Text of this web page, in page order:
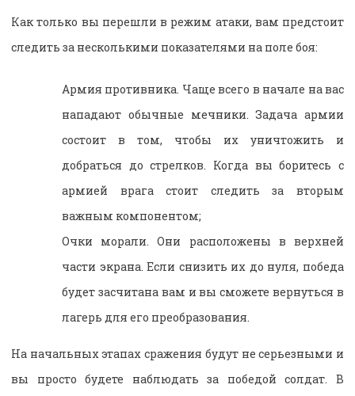
Как только вы перешли в режим атаки, вам предстоит
следить за несколькими показателями на поле боя:
Армия противника. Чаще всего в начале на вас
нападают обычные мечники. Задача армии
состоит в том, чтобы их уничтожить и
добраться до стрелков. Когда вы боритесь с
армией врага стоит следить за вторым
важным компонентом;
Очки морали. Они расположены в верхней
части экрана. Если снизить их до нуля, победа
будет засчитана вам и вы сможете вернуться в
лагерь для его преобразования.
На начальных этапах сражения будут не серьезными и
вы просто будете наблюдать за победой солдат. В